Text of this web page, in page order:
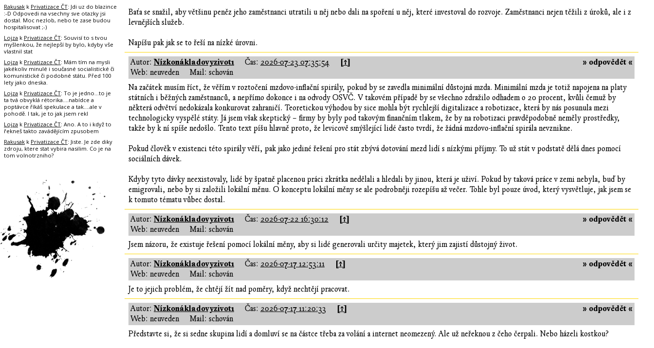
Baťa se snažil, aby většinu peněz jeho zaměstnanci utratili u něj nebo dali na spoření u něj, které investoval do rozvoje. Zaměstnanci nejen těžili z úroků, ale i z
levnějších služeb.
Napíšu pak jak se to řeší na nízké úrovni.
» odpovědět «
Autor: Nízkonákladovyzivot1 Čas: 2026-07-23 07:35:54 [↑]
Web: neuveden
Mail: schován
Na začátek musím říct, že věřím v roztočení mzdovo-inflační spirály, pokud by se zavedla minimální důstojná mzda. Minimální mzda je totiž napojena na platy
státních i běžných zaměstnanců, a nepřímo dokonce i na odvody OSVČ. V takovém případě by se všechno zdražilo odhadem o 20 procent, kvůli čemuž by
některá odvětví nedokázala konkurovat zahraničí. Teoretickou výhodou by sice mohla být rychlejší digitalizace a robotizace, která by nás posunula mezi
technologicky vyspělé státy. Já jsem však skeptický – firmy by byly pod takovým finančním tlakem, že by na robotizaci pravděpodobně neměly prostředky,
takže by k ní spíše nedošlo. Tento text píšu hlavně proto, že levicově smýšlející lidé často tvrdí, že žádná mzdovo-inflační spirála nevznikne.
Pokud člověk v existenci této spirály věří, pak jako jediné řešení pro stát zbývá dotování mezd lidí s nízkými příjmy. To už stát v podstatě dělá dnes pomocí
sociálních dávek.
Kdyby tyto dávky neexistovaly, lidé by špatně placenou práci zkrátka nedělali a hledali by jinou, která je uživí. Pokud by taková práce v zemi nebyla, buď by
emigrovali, nebo by si založili lokální měnu. O konceptu lokální měny se ale podrobněji rozepíšu až večer. Tohle byl pouze úvod, který vysvětluje, jak jsem se
k tomuto tématu vůbec dostal.
» odpovědět «
Autor: Nízkonákladovyzivot1 Čas: 2026-07-22 16:30:12 [↑]
Web: neuveden
Mail: schován
Jsem názoru, že existuje řešení pomocí lokální měny, aby si lidé generovali určity majetek, který jim zajistí důstojný život.
» odpovědět «
Autor: Nízkonákladovyzivot1 Čas: 2026-07-17 12:53:11 [↑]
Web: neuveden
Mail: schován
Je to jejich problém, že chtějí žít nad poměry, když nechtějí pracovat.
» odpovědět «
Autor: Nízkonákladovyzivot1 Čas: 2026-07-17 11:20:33 [↑]
Web: neuveden
Mail: schován
Představte si, že si sedne skupina lidí a domluví se na částce třeba za volání a internet neomezený. Ale už neřeknou z čeho čerpali. Nebo házeli kostkou?
Rakusak k Privatizace ČT: Jdi uz do blazince
:-D Odpovedi na vsechny sve otazky jsi
dostal. Moc nezlob, nebo te zase budou
hospitalisovat ;-)
Lojza k Privatizace ČT: Souvisí to s tvou
myšlenkou, že nejlepší by bylo, kdyby vše
vlastnil stat
Lojza k Privatizace ČT: Mám tím na mysli
jakékoliv minulé i současné socialistické či
komunistické či podobné státu. Před 100
lety jako dneska.
Lojza k Privatizace ČT: To je jedno...to je
ta tvá obvyklá rétorika....nabídce a
poptávce říkáš spekulace a tak....ale v
pohodě. I tak, je to jak jsem rekl
Lojza k Privatizace ČT: Ano. A to i když to
řekneš takto zavádějícím zpusobem
Rakusak k Privatizace ČT: Jiste. Je zde diky
zdroju, ktere stat vybira nasilim. Co je na
tom volnotrzniho?